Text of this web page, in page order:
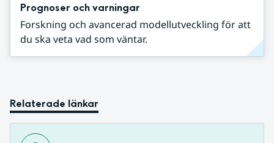
Prognoser och varningar
Forskning och avancerad modellutveckling för att
du ska veta vad som väntar.
Relaterade länkar